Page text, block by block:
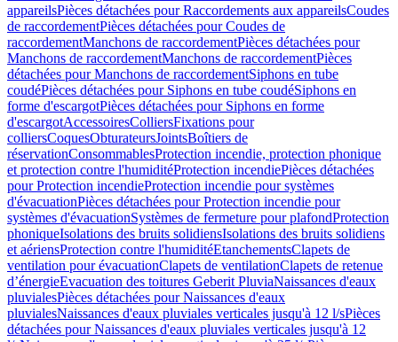
appareilsPièces détachées pour Raccordements aux appareilsCoudes
de raccordementPièces détachées pour Coudes de
raccordementManchons de raccordementPièces détachées pour
Manchons de raccordementManchons de raccordementPièces
détachées pour Manchons de raccordementSiphons en tube
coudéPièces détachées pour Siphons en tube coudéSiphons en
forme d'escargotPièces détachées pour Siphons en forme
d'escargotAccessoiresColliersFixations pour
colliersCoquesObturateursJointsBoîtiers de
réservationConsommablesProtection incendie, protection phonique
et protection contre l'humiditéProtection incendiePièces détachées
pour Protection incendieProtection incendie pour systèmes
d'évacuationPièces détachées pour Protection incendie pour
systèmes d'évacuationSystèmes de fermeture pour plafondProtection
phoniqueIsolations des bruits solidiensIsolations des bruits solidiens
et aériensProtection contre l'humiditéEtanchementsClapets de
ventilation pour évacuationClapets de ventilationClapets de retenue
d’énergieEvacuation des toitures Geberit PluviaNaissances d'eaux
pluvialesPièces détachées pour Naissances d'eaux
pluvialesNaissances d'eaux pluviales verticales jusqu'à 12 l/sPièces
détachées pour Naissances d'eaux pluviales verticales jusqu'à 12